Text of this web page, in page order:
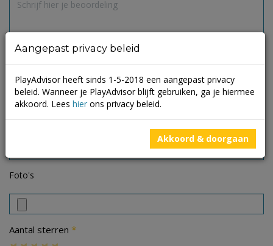
Foto's
Aantal sterren *
Aangepast privacy beleid
PlayAdvisor heeft sinds 1-5-2018 een aangepast privacy
beleid. Wanneer je PlayAdvisor blijft gebruiken, ga je hiermee
akkoord. Lees hier ons privacy beleid.
Akkoord & doorgaan